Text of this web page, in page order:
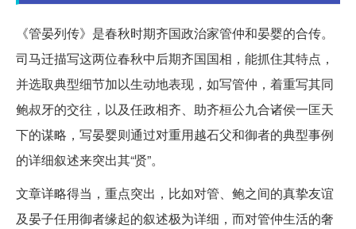
《管晏列传》是春秋时期齐国政治家管仲和晏婴的合传。
司马迁描写这两位春秋中后期齐国国相，能抓住其特点，
并选取典型细节加以生动地表现，如写管仲，着重写其同
鲍叔牙的交往，以及任政相齐、助齐桓公九合诸侯一匡天
下的谋略，写晏婴则通过对重用越石父和御者的典型事例
的详细叙述来突出其“贤”。
文章详略得当，重点突出，比如对管、鲍之间的真挚友谊
及晏子任用御者缘起的叙述极为详细，而对管仲生活的奢